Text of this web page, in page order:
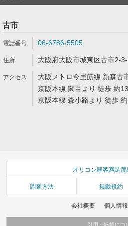
古市
06-6786-5505
大阪府大阪市城東区古市2-
大阪メトロ今里筋線 新森古
京阪本線 関目より 徒歩 約
京阪本線 森小路より 徒歩
オリコン顧客満足度
調査方法 掲載規約
会社概要 個人情
引用・転載につ